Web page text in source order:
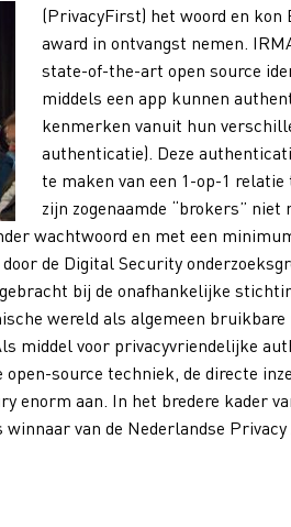
(PrivacyFirst) het woord en kon
award in ontvangst nemen.
state-of-the-art open source
middels een app kunnen
kenmerken vanuit hun
authenticatie). Deze
te maken van een 1-op-1
zijn zogenaamde “brokers”
wachtwoord en met een
de Digital Security
bij de onafhankelijke
wereld als algemeen
middel voor privacyvriendelijke
open-source techniek, de directe
enorm aan. In het bredere kader
van de Nederlandse Privacy